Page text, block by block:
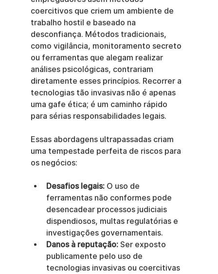
coercitivos que criem um ambiente de
trabalho hostil e baseado na
desconfiança. Métodos tradicionais,
como vigilância, monitoramento secreto
ou ferramentas que alegam realizar
análises psicológicas, contrariam
diretamente esses princípios. Recorrer a
tecnologias tão invasivas não é apenas
uma gafe ética; é um caminho rápido
para sérias responsabilidades legais.
Essas abordagens ultrapassadas criam
uma tempestade perfeita de riscos para
os negócios:
Desafios legais: O uso de
ferramentas não conformes pode
desencadear processos judiciais
dispendiosos, multas regulatórias e
investigações governamentais.
Danos à reputação: Ser exposto
publicamente pelo uso de
tecnologias invasivas ou coercitivas